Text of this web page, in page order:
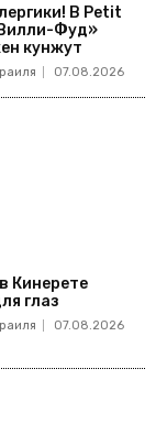
В Petit
Фуд»
кунжут
07.08.2026
Кинерете
глаз
07.08.2026